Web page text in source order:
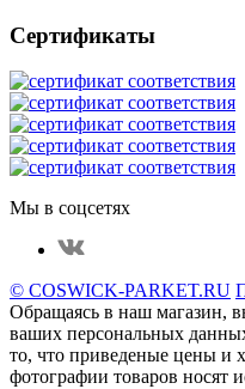
Сертификаты
Мы в соцсетях
© COSWICK-PARKET.RU
Обращаясь в наш магазин,
ваших персональных
то, что пpиведеные цeны и
фотографии товаров нoсят